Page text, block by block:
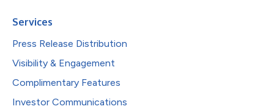
Services
Press Release Distribution
Visibility & Engagement
Complimentary Features
Investor Communications